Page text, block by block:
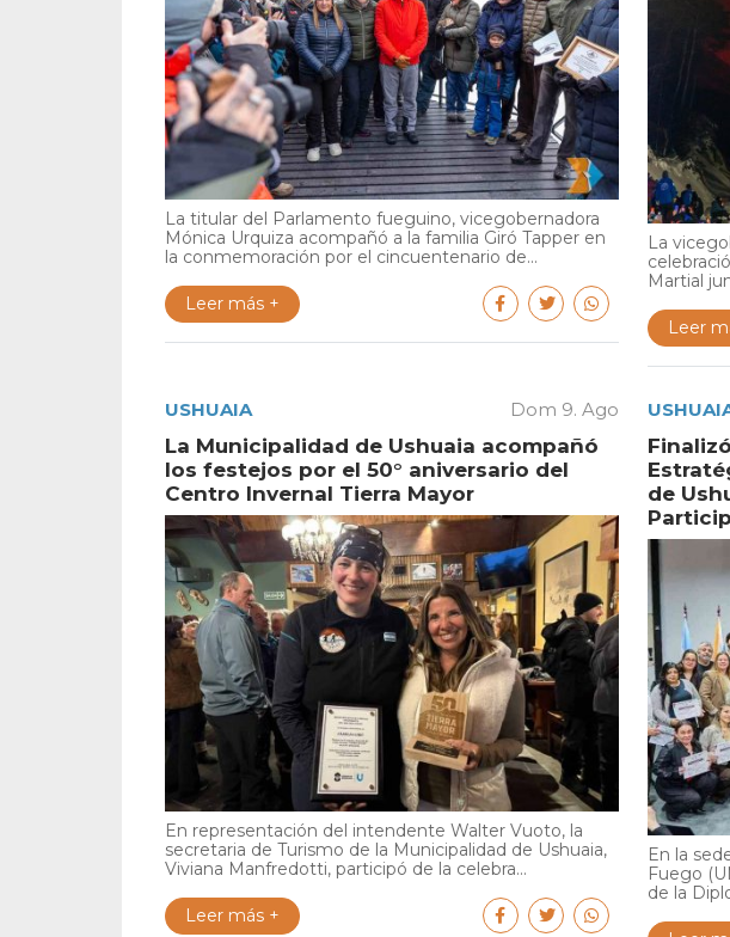
La titular del Parlamento fueguino, vicegobernadora
Mónica Urquiza acompañó a la familia Giró Tapper en
la conmemoración por el cincuentenario de...
Leer más +
La
Martial
Leer
USHUAIA Dom 9. Ago
La Municipalidad de Ushuaia acompañó
los festejos por el 50° aniversario del
Centro Invernal Tierra Mayor
En representación del intendente Walter Vuoto, la
secretaria de Turismo de la Municipalidad de Ushuaia,
Viviana Manfredotti, participó de la celebra...
Leer más +
de
En la
Fuego
de la